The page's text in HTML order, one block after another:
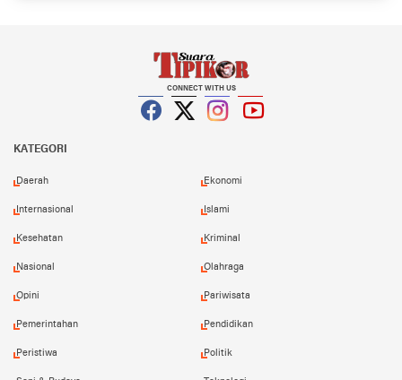
CONNECT WITH US
KATEGORI
Daerah Ekonomi
Internasional Islami
Kesehatan Kriminal
Nasional Olahraga
Opini Pariwisata
Pemerintahan Pendidikan
Peristiwa Politik